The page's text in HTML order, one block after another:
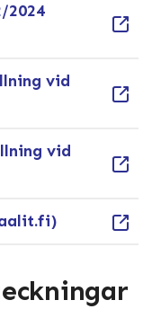
2024
vid
vid